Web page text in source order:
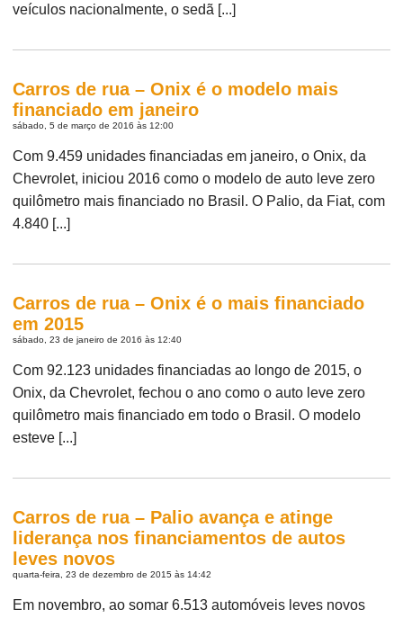
veículos nacionalmente, o sedã [...]
Carros de rua – Onix é o modelo mais
financiado em janeiro
sábado, 5 de março de 2016 às 12:00
Com 9.459 unidades financiadas em janeiro, o Onix, da
Chevrolet, iniciou 2016 como o modelo de auto leve zero
quilômetro mais financiado no Brasil. O Palio, da Fiat, com
4.840 [...]
Carros de rua – Onix é o mais financiado
em 2015
sábado, 23 de janeiro de 2016 às 12:40
Com 92.123 unidades financiadas ao longo de 2015, o
Onix, da Chevrolet, fechou o ano como o auto leve zero
quilômetro mais financiado em todo o Brasil. O modelo
esteve [...]
Carros de rua – Palio avança e atinge
liderança nos financiamentos de autos
leves novos
quarta-feira, 23 de dezembro de 2015 às 14:42
Em novembro, ao somar 6.513 automóveis leves novos